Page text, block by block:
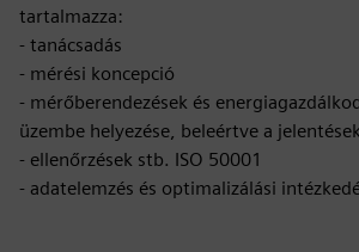
tartalmazza:
- tanácsadás
- mérési koncepció
- mérőberendezések és
üzembe helyezése, beleértve a
- ellenőrzések stb. ISO 50001
- adatelemzés és optimalizálási